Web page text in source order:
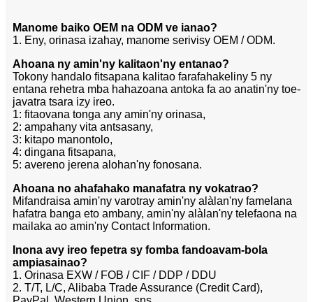
Manome baiko OEM na ODM ve ianao?
1. Eny, orinasa izahay, manome serivisy OEM / ODM.
Ahoana ny amin'ny kalitaon'ny entanao?
Tokony handalo fitsapana kalitao farafahakeliny 5 ny
entana rehetra mba hahazoana antoka fa ao anatin'ny toe-
javatra tsara izy ireo.
1: fitaovana tonga any amin'ny orinasa,
2: ampahany vita antsasany,
3: kitapo manontolo,
4: dingana fitsapana,
5: avereno jerena alohan'ny fonosana.
Ahoana no ahafahako manafatra ny vokatrao?
Mifandraisa amin'ny varotray amin'ny alàlan'ny famelana
hafatra banga eto ambany, amin'ny alàlan'ny telefaona na
mailaka ao amin'ny Contact Information.
Inona avy ireo fepetra sy fomba fandoavam-bola
ampiasainao?
1. Orinasa EXW / FOB / CIF / DDP / DDU
2. T/T, L/C, Alibaba Trade Assurance (Credit Card),